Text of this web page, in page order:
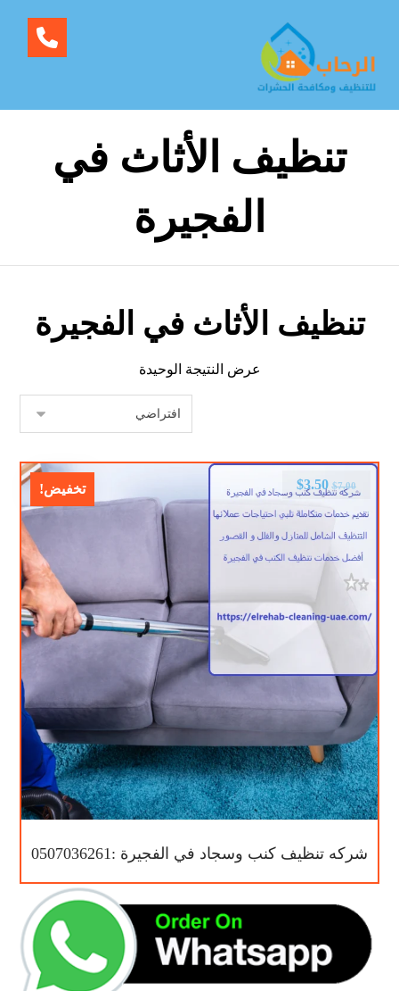
تنظيف الأثاث في
الفجيرة
تنظيف الأثاث في الفجيرة
عرض النتيجة الوحيدة
تخفيض!
شركه تنظيف كنب وسجاد في الفجيرة :0507036261
$7.00
$3.50